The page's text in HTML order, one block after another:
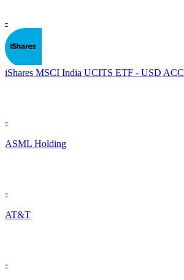
-
iShares MSCI India UCITS ETF - USD ACC
-
ASML Holding
-
AT&T
-